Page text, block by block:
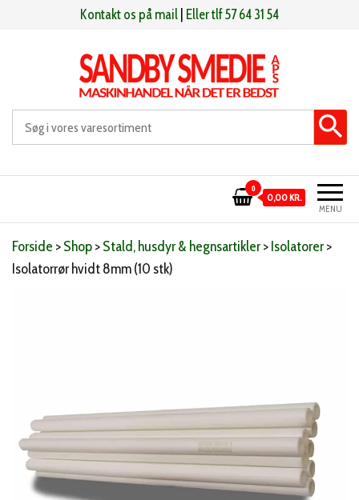
Kontakt os på mail Eller tlf 57 64 31 54
Sandby smeden Maskinhandel når det er bedst
MENU
0
0,00 KR.
Forside >Shop>Stald, husdyr & hegnsartikler>Isolatorer>
Isolatorrør hvidt 8mm (10 stk)